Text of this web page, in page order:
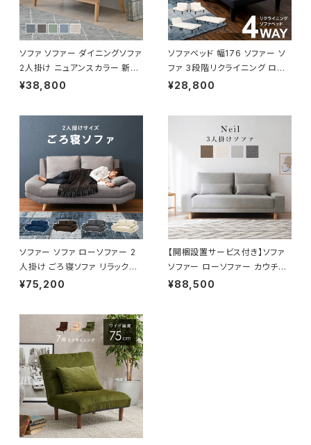
ソファ ソファー ダイニングソファ
2人掛け ニュアンスカラー 新生
活 模様替え 幅113.5
¥38,800
ソファベッド 幅176 ソファー ソ
ファ 3段階リクライニング ロー
ソファー 一人暮らし 新生活
¥28,800
ソファー ソファ ローソファー 2
人掛け ごろ寝ソファ リラックス
開梱設置サービス付き 一人暮ら
¥75,200
【開梱設置サービス付き】ソファ
ソファー ローソファー カウチソ
ファー フロアソファー 3人掛け
¥88,500